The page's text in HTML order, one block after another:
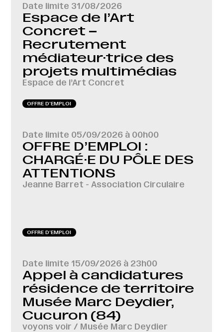
Date limite 31/08/2026
Espace de l’Art
Concret –
Recrutement
médiateur·trice des
projets multimédias
Espace de l’Art Concret
OFFRE D‘EMPLOI
Date limite 05/09/2026 à 00h00
OFFRE D’EMPLOI :
CHARGÉ·E DU PÔLE DES
ATTENTIONS
Jeanne Barret - Association Circulaire
OFFRE D‘EMPLOI
Date limite 15/09/2026 à 23h00
Appel à candidatures
résidence de territoire
Musée Marc Deydier,
Cucuron (84)
voyons voir / Musée Marc Deydier